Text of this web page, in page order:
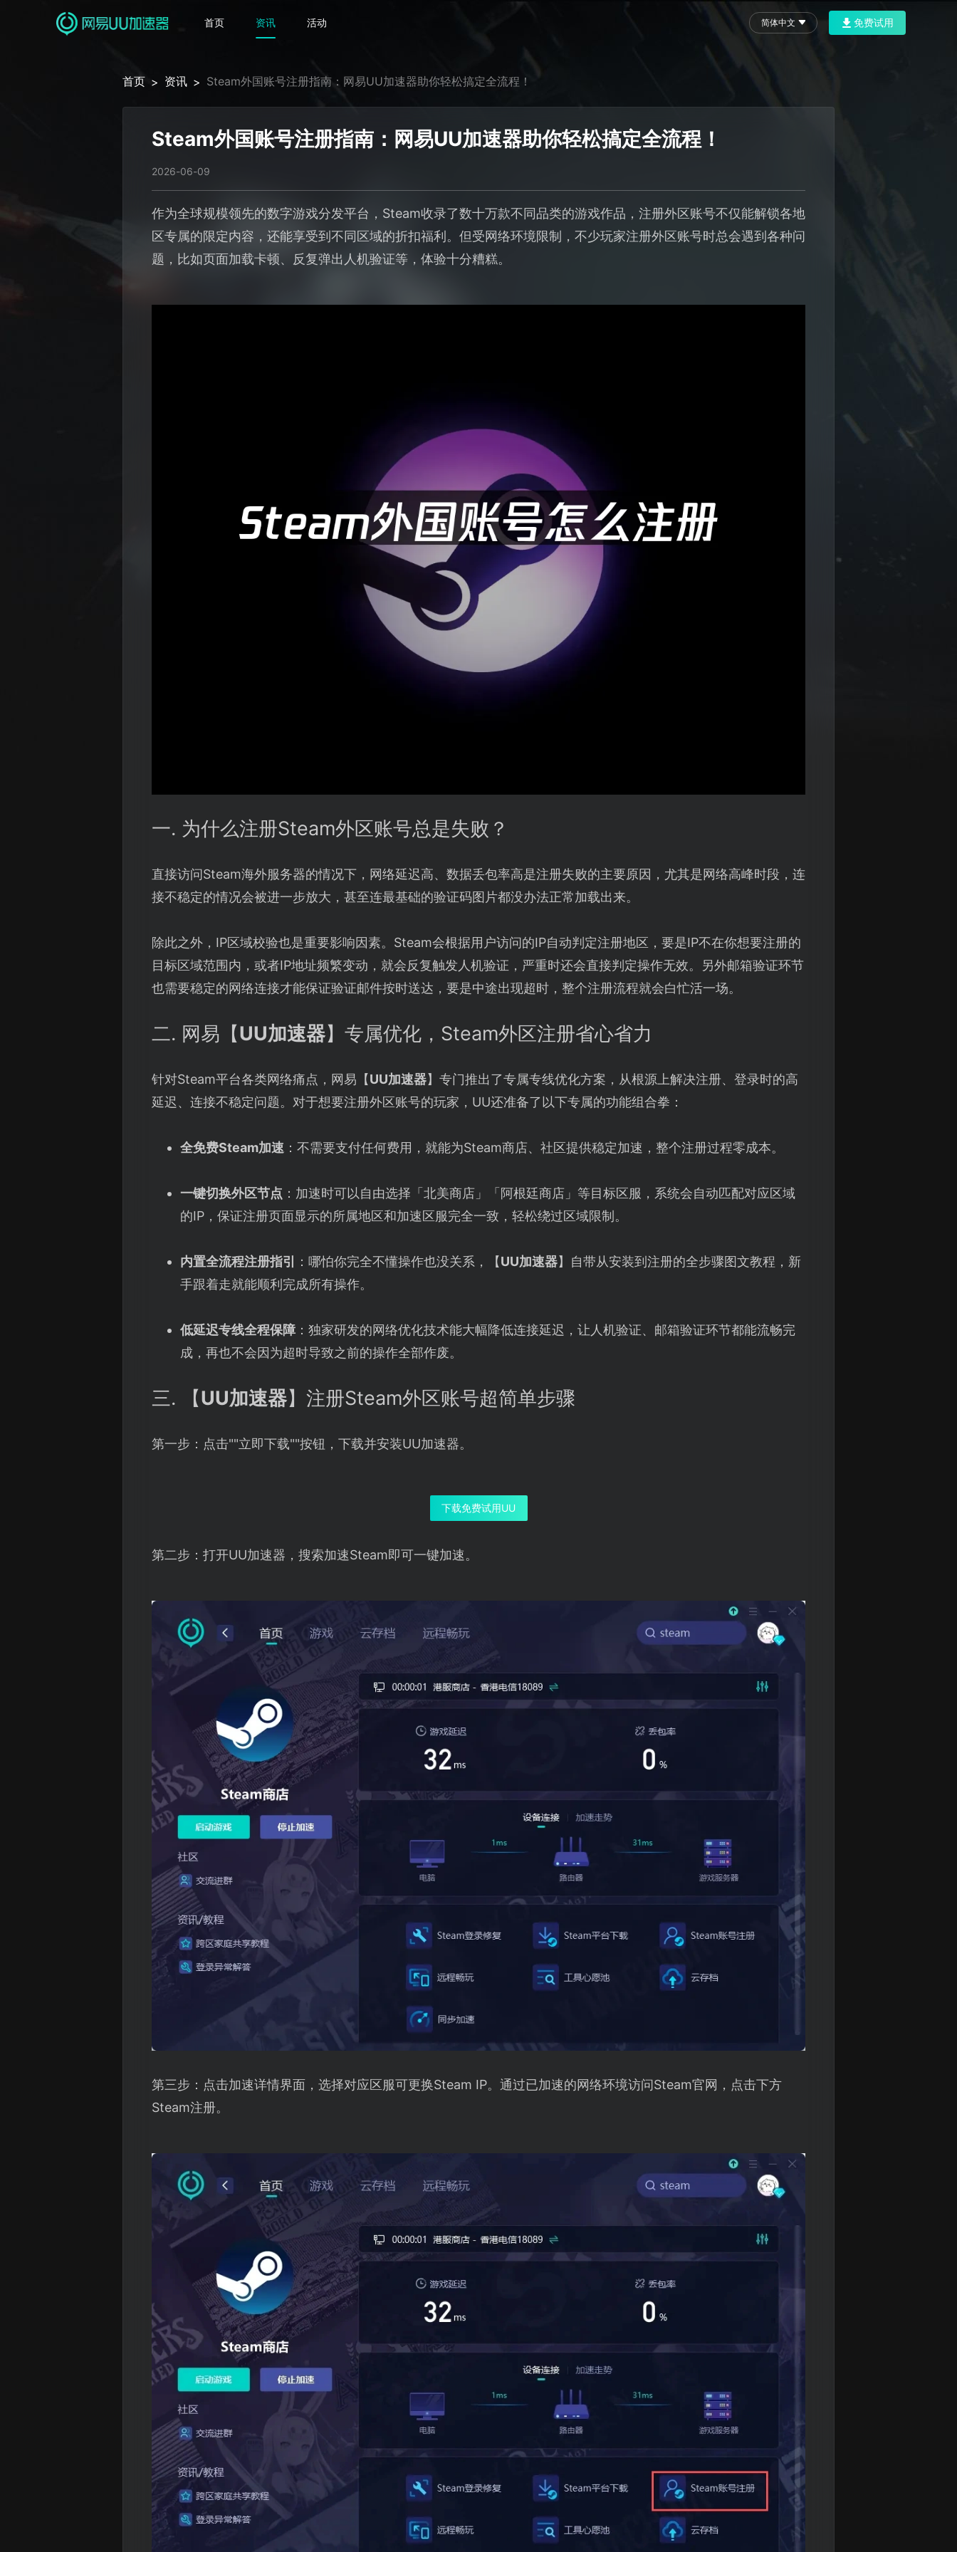
首页 资讯 活动 简体中文 免费试用
首页 > 资讯 > Steam外国账号注册指南：网易UU加速器助你轻松搞定全流程！
Steam外国账号注册指南：网易UU加速器助你轻松搞定全流程！
2026-06-09
作为全球规模领先的数字游戏分发平台，Steam收录了数十万款不同品类的游戏作品，注册外区账号不仅能解锁各地
区专属的限定内容，还能享受到不同区域的折扣福利。但受网络环境限制，不少玩家注册外区账号时总会遇到各种问
题，比如页面加载卡顿、反复弹出人机验证等，体验十分糟糕。
一. 为什么注册Steam外区账号总是失败？
直接访问Steam海外服务器的情况下，网络延迟高、数据丢包率高是注册失败的主要原因，尤其是网络高峰时段，连
接不稳定的情况会被进一步放大，甚至连最基础的验证码图片都没办法正常加载出来。
除此之外，IP区域校验也是重要影响因素。Steam会根据用户访问的IP自动判定注册地区，要是IP不在你想要注册的
目标区域范围内，或者IP地址频繁变动，就会反复触发人机验证，严重时还会直接判定操作无效。另外邮箱验证环节
也需要稳定的网络连接才能保证验证邮件按时送达，要是中途出现超时，整个注册流程就会白忙活一场。
二. 网易【UU加速器】专属优化，Steam外区注册省心省力
针对Steam平台各类网络痛点，网易【UU加速器】专门推出了专属专线优化方案，从根源上解决注册、登录时的高
延迟、连接不稳定问题。对于想要注册外区账号的玩家，UU还准备了以下专属的功能组合拳：
全免费Steam加速：不需要支付任何费用，就能为Steam商店、社区提供稳定加速，整个注册过程零成本。
一键切换外区节点 ：加速时可以自由选择「北美商店」「阿根廷商店」等目标区服，系统会自动匹配对应区域
的IP，保证注册页面显示的所属地区和加速区服完全一致，轻松绕过区域限制。
内置全流程注册指引 ：哪怕你完全不懂操作也没关系，【UU加速器】自带从安装到注册的全步骤图文教程，新
手跟着走就能顺利完成所有操作。
低延迟专线全程保障：独家研发的网络优化技术能大幅降低连接延迟，让人机验证、邮箱验证环节都能流畅完
成，再也不会因为超时导致之前的操作全部作废。
三. 【UU加速器】注册Steam外区账号超简单步骤
第一步：点击""立即下载""按钮，下载并安装UU加速器。
下载免费试用UU
第二步：打开UU加速器，搜索加速Steam即可一键加速。
第三步：点击加速详情界面，选择对应区服可更换Steam IP。通过已加速的网络环境访问Steam官网，点击下方
Steam注册。